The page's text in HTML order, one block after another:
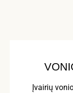
Įvairių